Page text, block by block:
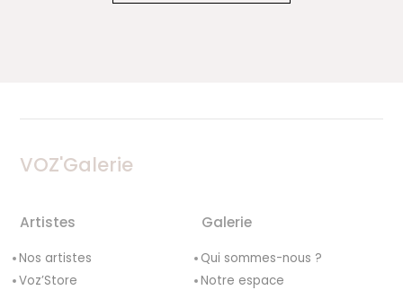
VOZ'Galerie
Artistes
Nos artistes
Voz’Store
Galerie
Qui sommes-nous ?
Notre espace